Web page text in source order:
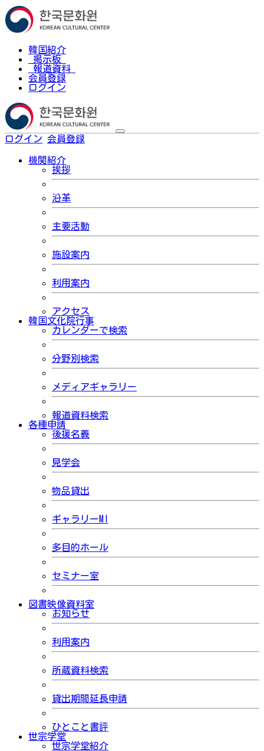
韓国紹介
掲示板
報道資料
会員登録
ログイン
ログイン 会員登録
機関紹介
挨拶
沿革
主要活動
施設案内
利用案内
アクセス
韓国文化院行事
カレンダーで検索
分野別検索
メディアギャラリー
報道資料検索
各種申請
後援名義
見学会
物品貸出
ギャラリーMI
多目的ホール
セミナー室
図書映像資料室
お知らせ
利用案内
所蔵資料検索
貸出期間延長申請
ひとこと書評
世宗学堂
世宗学堂紹介